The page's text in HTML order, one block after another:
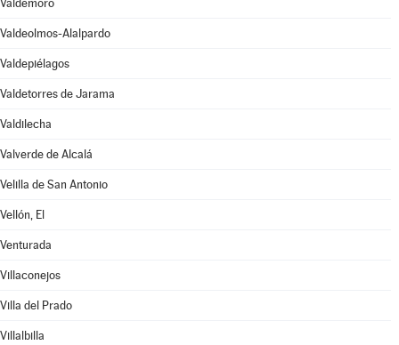
Valdemoro
Valdeolmos-Alalpardo
Valdepiélagos
Valdetorres de Jarama
Valdilecha
Valverde de Alcalá
Velilla de San Antonio
Vellón, El
Venturada
Villaconejos
Villa del Prado
Villalbilla